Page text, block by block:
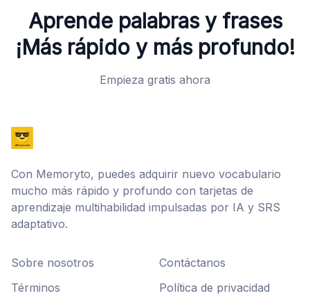
Aprende palabras y frases
¡Más rápido y más profundo!
Empieza gratis ahora
Con Memoryto, puedes adquirir nuevo vocabulario
mucho más rápido y profundo con tarjetas de
aprendizaje multihabilidad impulsadas por IA y SRS
adaptativo.
Sobre nosotros
Contáctanos
Términos
Política de privacidad